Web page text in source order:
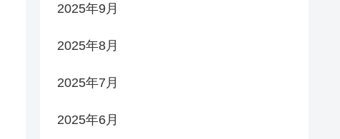
2025年9月
2025年8月
2025年7月
2025年6月